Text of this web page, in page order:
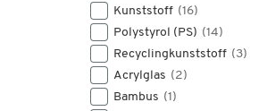
98(1)
Kunststoff (16)
Polystyrol (PS) (14)
Recyclingkunststoff (3)
Acrylglas (2)
Bambus (1)